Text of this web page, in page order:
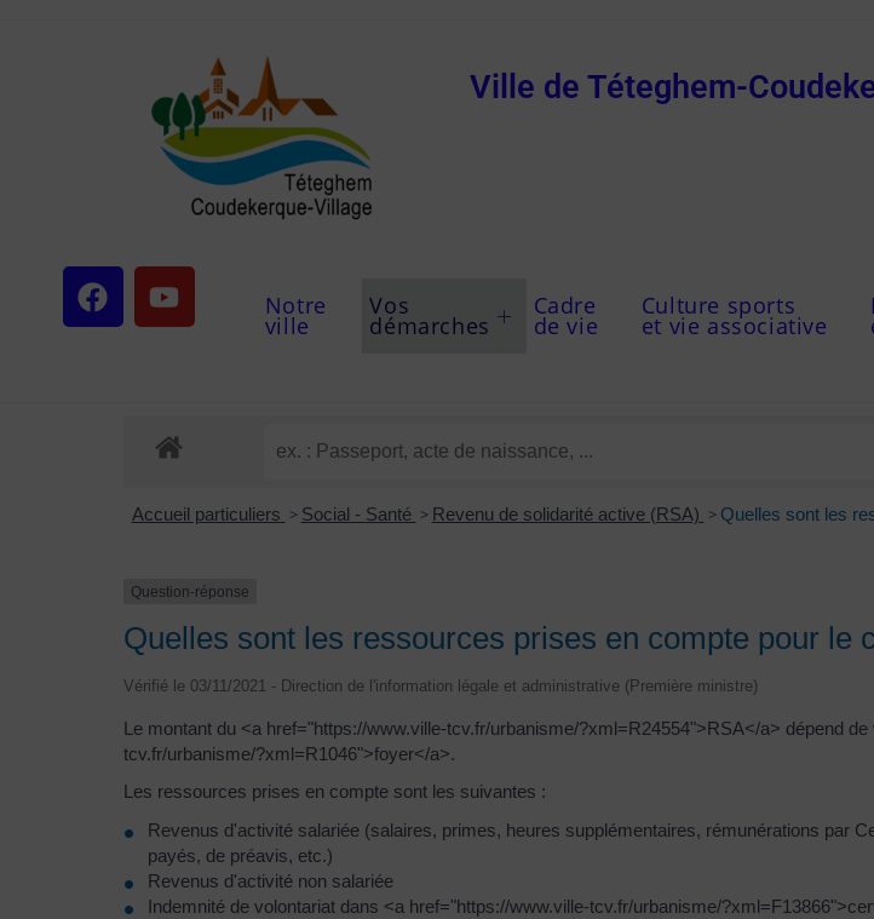
Ville de Téteghem-
Notre
ville
Vos
démarches
Cadre
de vie
Culture sports
et vie associative
Accueil particuliers > Social - Santé > Revenu de solidarité active (RSA) > Quelles sont les
Question-réponse
Quelles sont les ressources prises en compte pour le
Vérifié le 03/11/2021 - Direction de l'information légale et administrative (Première ministre)
Le montant du <a href="https://www.ville-tcv.fr/urbanisme/?xml=R24554">RSA</a> dépend
tcv.fr/urbanisme/?xml=R1046">foyer</a>.
Les ressources prises en compte sont les suivantes :
Revenus d'activité salariée (salaires, primes, heures supplémentaires, rémunérations par
payés, de préavis, etc.)
Revenus d'activité non salariée
Indemnité de volontariat dans <a href="https://www.ville-tcv.fr/urbanisme/